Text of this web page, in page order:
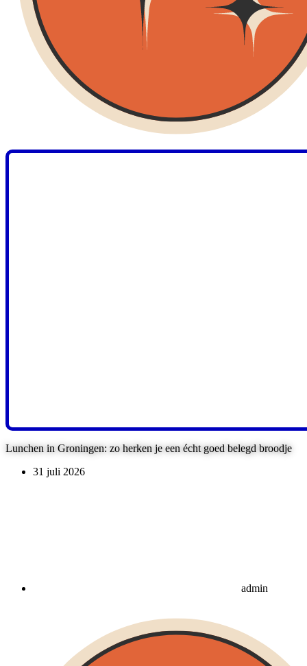
Lunchen in Groningen: zo herken je een écht goed belegd broodje
31 juli 2026
admin